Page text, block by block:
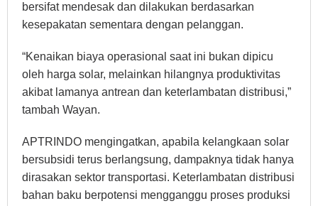
bersifat mendesak dan dilakukan berdasarkan
kesepakatan sementara dengan pelanggan.
“Kenaikan biaya operasional saat ini bukan dipicu
oleh harga solar, melainkan hilangnya produktivitas
akibat lamanya antrean dan keterlambatan distribusi,”
tambah Wayan.
APTRINDO mengingatkan, apabila kelangkaan solar
bersubsidi terus berlangsung, dampaknya tidak hanya
dirasakan sektor transportasi. Keterlambatan distribusi
bahan baku berpotensi mengganggu proses produksi